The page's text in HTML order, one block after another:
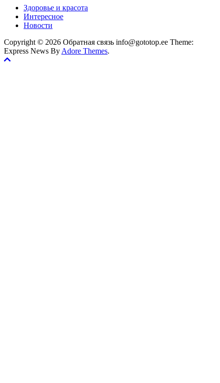
Здоровье и красота
Интересное
Новости
Copyright © 2026 Обратная связь info@gototop.ee Theme:
Express News By Adore Themes.